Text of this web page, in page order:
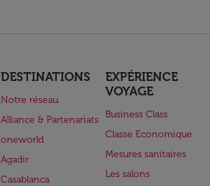
DESTINATIONS
Notre réseau
Alliance & Partenariats
oneworld
Agadir
Casablanca
EXPÉRIENCE
VOYAGE
Business Class
Classe Economique
Mesures sanitaires
Les salons